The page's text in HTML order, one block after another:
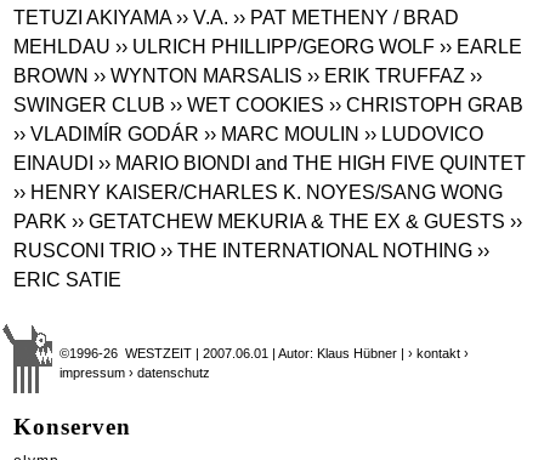
TETUZI AKIYAMA ›› V.A. ›› PAT METHENY / BRAD
MEHLDAU ›› ULRICH PHILLIPP/GEORG WOLF ›› EARLE
BROWN ›› WYNTON MARSALIS ›› ERIK TRUFFAZ ››
SWINGER CLUB ›› WET COOKIES ›› CHRISTOPH GRAB
›› VLADIMÍR GODÁR ›› MARC MOULIN ›› LUDOVICO
EINAUDI ›› MARIO BIONDI and THE HIGH FIVE QUINTET
›› HENRY KAISER/CHARLES K. NOYES/SANG WONG
PARK ›› GETATCHEW MEKURIA & THE EX & GUESTS ››
RUSCONI TRIO ›› THE INTERNATIONAL NOTHING ››
ERIC SATIE
©1996-26 WESTZEIT | 2007.06.01 | Autor: Klaus Hübner |› kontakt ›
impressum › datenschutz
Konserven